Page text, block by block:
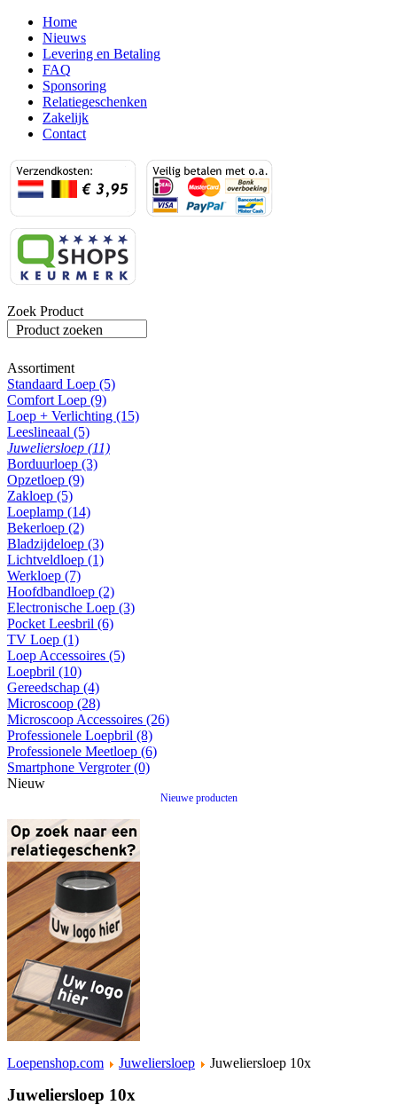
Home
Nieuws
Levering en Betaling
FAQ
Sponsoring
Relatiegeschenken
Zakelijk
Contact
Zoek Product
Product zoeken
Assortiment
Standaard Loep (5)
Comfort Loep (9)
Loep + Verlichting (15)
Leeslineaal (5)
Juweliersloep (11)
Borduurloep (3)
Opzetloep (9)
Zakloep (5)
Loeplamp (14)
Bekerloep (2)
Bladzijdeloep (3)
Lichtveldloep (1)
Werkloep (7)
Hoofdbandloep (2)
Electronische Loep (3)
Pocket Leesbril (6)
TV Loep (1)
Loep Accessoires (5)
Loepbril (10)
Gereedschap (4)
Microscoop (28)
Microscoop Accessoires (26)
Professionele Loepbril (8)
Professionele Meetloep (6)
Smartphone Vergroter (0)
Nieuw
Nieuwe producten
Loepenshop.com Juweliersloep Juweliersloep 10x
Juweliersloep 10x